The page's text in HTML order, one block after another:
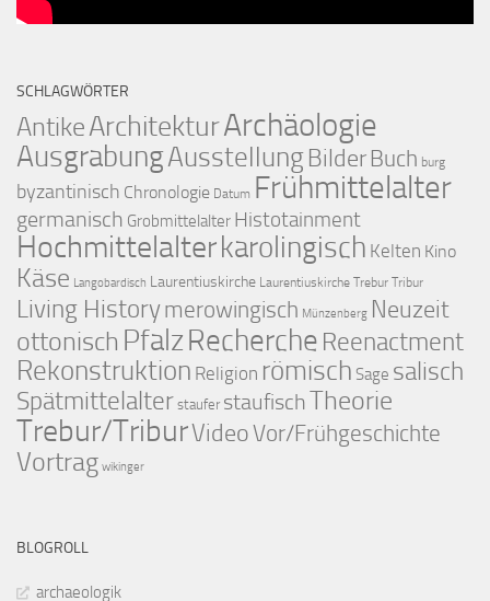
SCHLAGWÖRTER
AntikeArchitekturArchäologie
AusgrabungAusstellungBilder Buch burg
byzantinisch Chronologie Datum Frühmittelalter
germanisch Grobmittelalter Histotainment
Hochmittelalterkarolingisch Kelten Kino
Käse Langobardisch Laurentiuskirche Laurentiuskirche Trebur Tribur
Living Historymerowingisch Münzenberg Neuzeit
ottonisch PfalzRecherche Reenactment
Rekonstruktion Religion römisch Sage salisch
Spätmittelalter staufer staufischTheorie
Trebur/TriburVideoVor/Frühgeschichte
Vortrag wikinger
BLOGROLL
archaeologik